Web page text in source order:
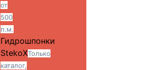
от
500
п.м.
Гидрошпонки
StekoXТолько
каталог,